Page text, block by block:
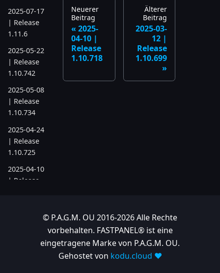
2025-07-17
| Release
1.11.6
2025-05-22
| Release
1.10.742
2025-05-08
| Release
1.10.734
2025-04-24
| Release
1.10.725
2025-04-10
| Release
2025-03-12
Neuerer
Beitrag
2025-
04-10 |
Release
1.10.718
Älterer
Beitrag
2025-03-
12 |
Release
1.10.699
© P.A.G.M. OU 2016-2026 Alle Rechte
vorbehalten. FASTPANEL® ist eine
eingetragene Marke von P.A.G.M. OU.
Gehostet von kodu.cloud ❤️